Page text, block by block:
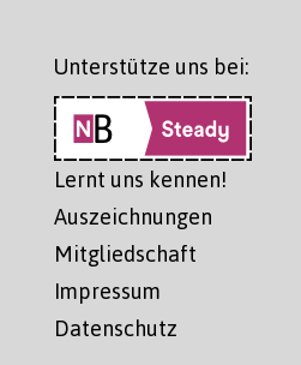
Unterstütze uns bei:
Lernt uns kennen!
Auszeichnungen
Mitgliedschaft
Impressum
Datenschutz